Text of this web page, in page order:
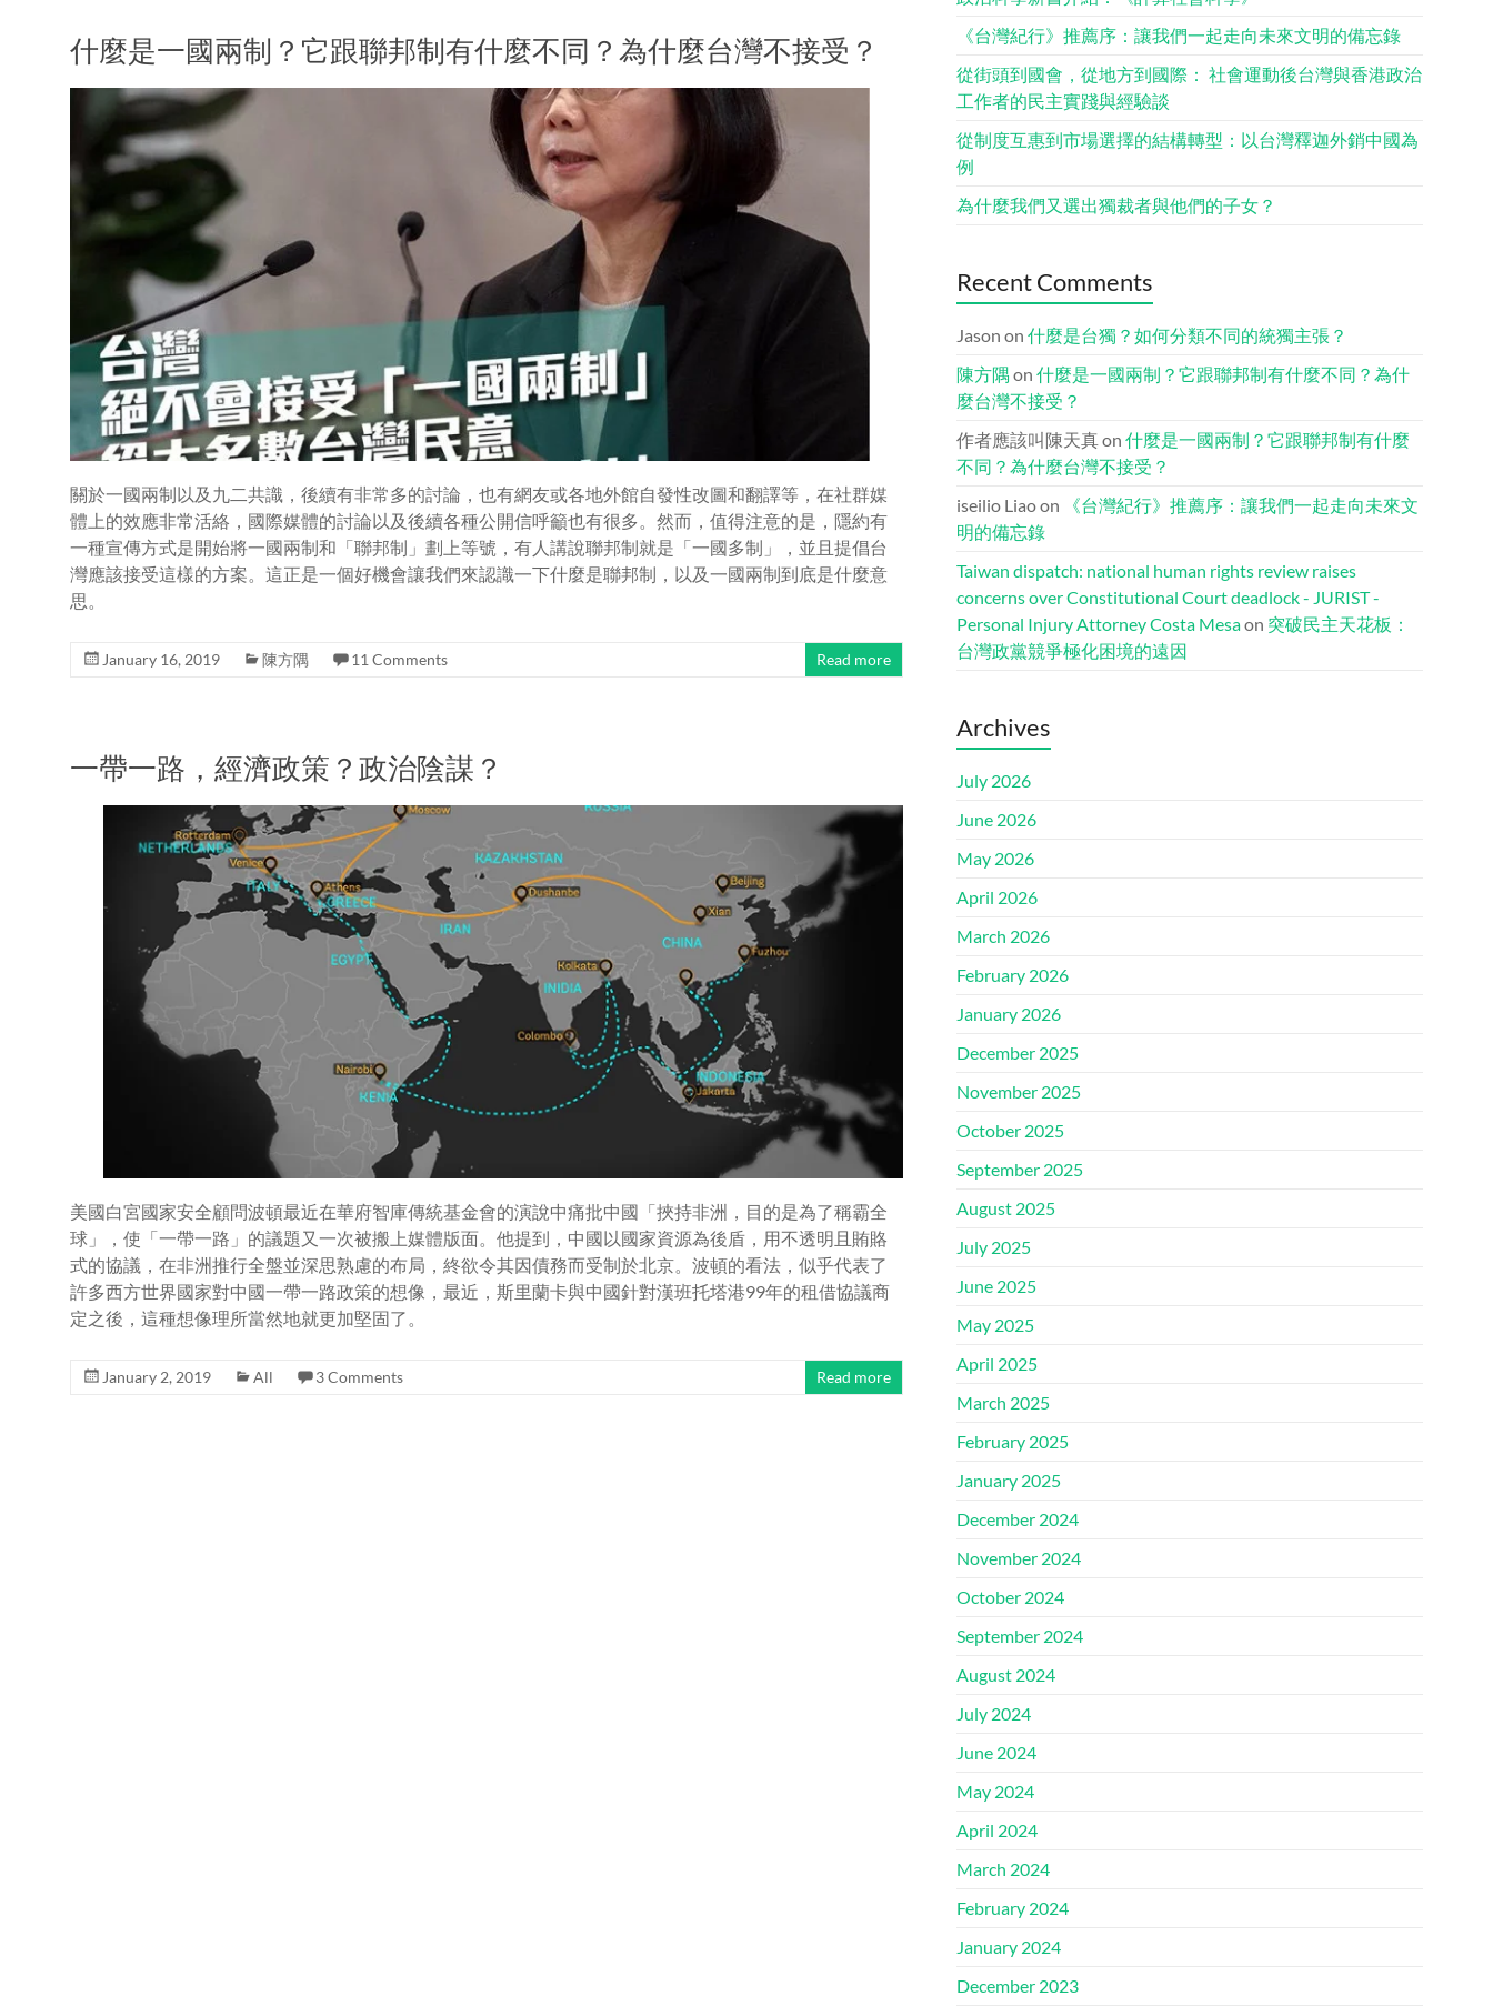
什麼是一國兩制？它跟聯邦制有什麼不同？為什麼台灣不接受？
關於一國兩制以及九二共識，後續有非常多的討論，也有網友或各地外館自發性改圖和翻譯等，在社群媒
體上的效應非常活絡，國際媒體的討論以及後續各種公開信呼籲也有很多。然而，值得注意的是，隱約有
一種宣傳方式是開始將一國兩制和「聯邦制」劃上等號，有人講說聯邦制就是「一國多制」，並且提倡台
灣應該接受這樣的方案。這正是一個好機會讓我們來認識一下什麼是聯邦制，以及一國兩制到底是什麼意
思。
January 16, 2019 陳方隅 11 Comments Read more
一帶一路，經濟政策？政治陰謀？
美國白宮國家安全顧問波頓最近在華府智庫傳統基金會的演說中痛批中國「挾持非洲，目的是為了稱霸全
球」，使「一帶一路」的議題又一次被搬上媒體版面。他提到，中國以國家資源為後盾，用不透明且賄賂
式的協議，在非洲推行全盤並深思熟慮的布局，終欲令其因債務而受制於北京。波頓的看法，似乎代表了
許多西方世界國家對中國一帶一路政策的想像，最近，斯里蘭卡與中國針對漢班托塔港99年的租借協議商
定之後，這種想像理所當然地就更加堅固了。
January 2, 2019 All 3 Comments Read more
《台灣紀行》推薦序：讓我們一起走向未來文明的備忘錄
從街頭到國會，從地方到國際： 社會運動後台灣與香港政治
工作者的民主實踐與經驗談
從制度互惠到市場選擇的結構轉型：以台灣釋迦外銷中國為
例
為什麼我們又選出獨裁者與他們的子女？
Recent Comments
Jason on 什麼是台獨？如何分類不同的統獨主張？
陳方隅 on 什麼是一國兩制？它跟聯邦制有什麼不同？為什
麼台灣不接受？
作者應該叫陳天真on 什麼是一國兩制？它跟聯邦制有什麼
不同？為什麼台灣不接受？
iseilio Liaoon
《台灣紀行》推薦序：讓我們一起走向未來文
明的備忘錄
Taiwan dispatch: national human rights review raises
concerns over Constitutional Court deadlock - JURIST -
Personal Injury Attorney Costa Mesaon 突破民主天花板：
台灣政黨競爭極化困境的遠因
Archives
July 2026
June 2026
May 2026
April 2026
March 2026
February 2026
January 2026
December 2025
November 2025
October 2025
September 2025
August 2025
July 2025
June 2025
May 2025
April 2025
March 2025
February 2025
January 2025
December 2024
November 2024
October 2024
September 2024
August 2024
July 2024
June 2024
May 2024
April 2024
March 2024
February 2024
January 2024
December 2023